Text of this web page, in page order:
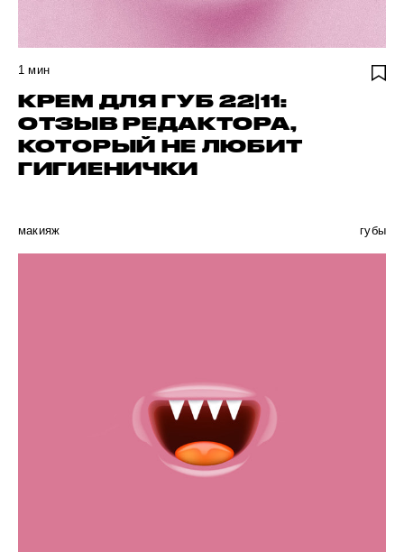
1 мин
КРЕМ ДЛЯ ГУБ 22|11:
ОТЗЫВ РЕДАКТОРА,
КОТОРЫЙ НЕ ЛЮБИТ
ГИГИЕНИЧКИ
макияж губы